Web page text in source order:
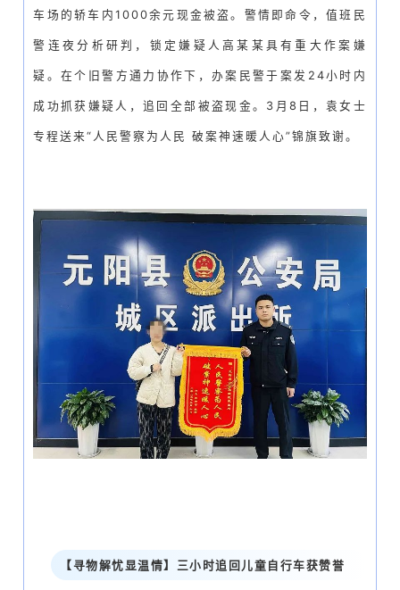
车场的轿车内1000余元现金被盗。警情即命令，值班民
警连夜分析研判，锁定嫌疑人高某某具有重大作案嫌
疑。在个旧警方通力协作下，办案民警于案发24小时内
成功抓获嫌疑人，追回全部被盗现金。3月8日，袁女士
专程送来“人民警察为人民 破案神速暖人心”锦旗致谢。
【寻物解忧显温情】三小时追回儿童自行车获赞誉